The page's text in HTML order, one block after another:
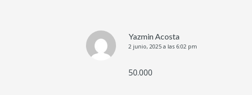
Yazmin Acosta
2 junio, 2025 a las 6:02 pm
50.000